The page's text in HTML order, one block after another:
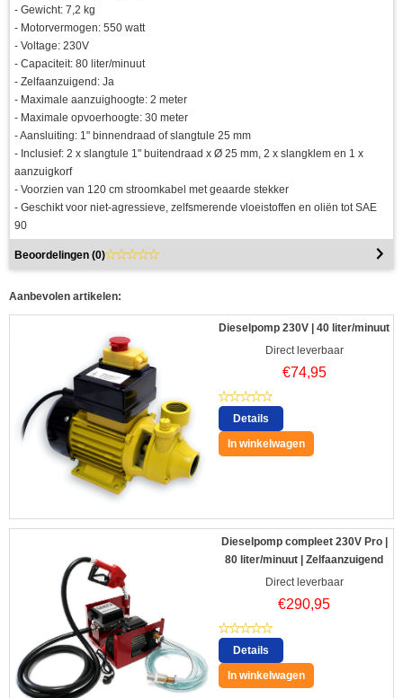
- Gewicht: 7,2 kg
- Motorvermogen: 550 watt
- Voltage: 230V
- Capaciteit: 80 liter/minuut
- Zelfaanzuigend: Ja
- Maximale aanzuighoogte: 2 meter
- Maximale opvoerhoogte: 30 meter
- Aansluiting: 1" binnendraad of slangtule 25 mm
- Inclusief: 2 x slangtule 1" buitendraad x Ø 25 mm, 2 x slangklem en 1 x
aanzuigkorf
- Voorzien van 120 cm stroomkabel met geaarde stekker
- Geschikt voor niet-agressieve, zelfsmerende vloeistoffen en oliën tot SAE
90
Beoordelingen (0)
Aanbevolen artikelen:
Dieselpomp 230V | 40 liter/minuut
Direct leverbaar
€74,95
Details
In winkelwagen
Dieselpomp compleet 230V Pro |
80 liter/minuut | Zelfaanzuigend
Direct leverbaar
€290,95
Details
In winkelwagen